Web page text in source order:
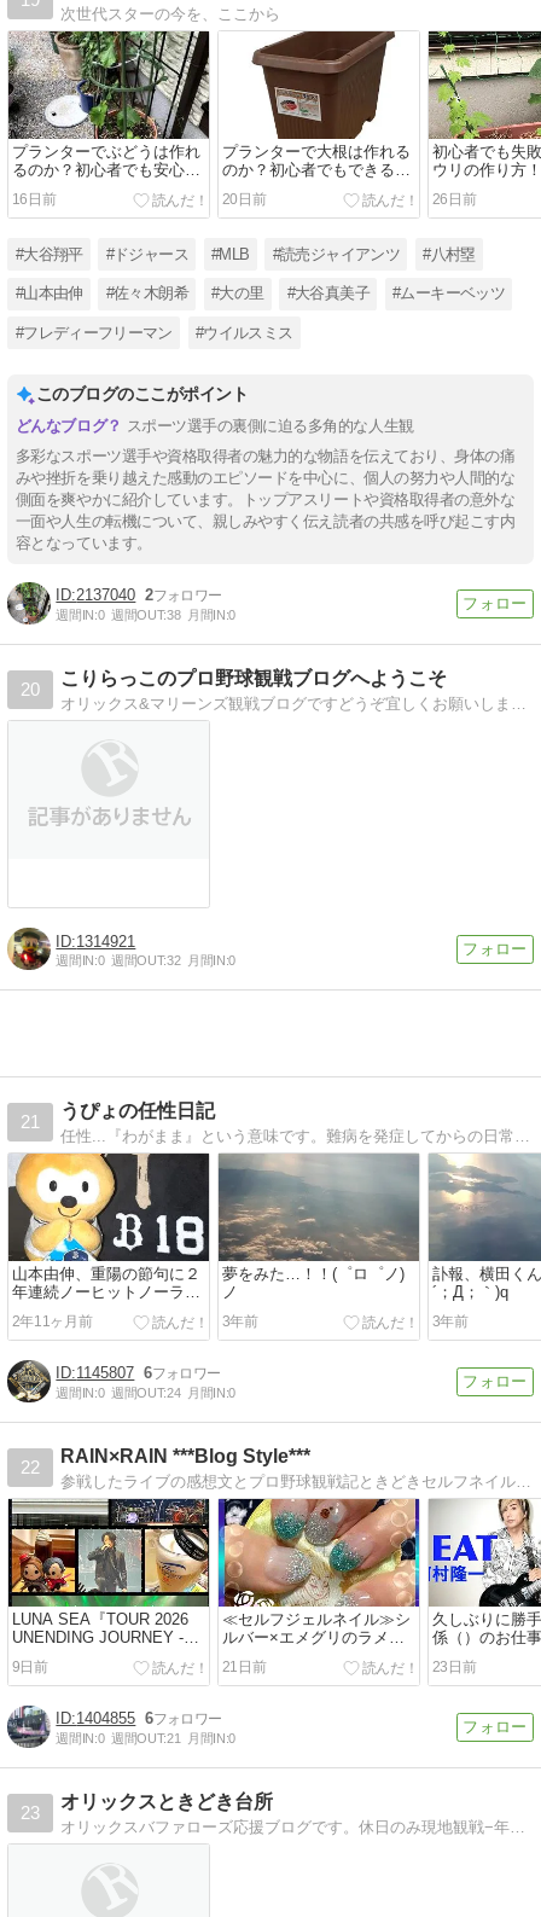
次世代スターの今を、ここから
プランターでぶどうは作れ
るのか？初心者でも安心！
収穫までを完全解説
16日前
プランターで大根は作れる
のか？初心者でもできる栽
培方法！収穫までの注意点
を完全解説
20日前
初心者でも失
ウリの作り方
選びや収穫まで
26日前
#大谷翔平 #ドジャース #MLB #読売ジャイアンツ #八村塁
#山本由伸 #佐々木朗希 #大の里 #大谷真美子 #ムーキーベッツ
#フレディーフリーマン #ウイルスミス
このブログのここがポイント
スポーツ選手の裏側に迫る多角的な人生観
多彩なスポーツ選手や資格取得者の魅力的な物語を伝えており、身体の痛
みや挫折を乗り越えた感動のエピソードを中心に、個人の努力や人間的な
側面を爽やかに紹介しています。トップアスリートや資格取得者の意外な
一面や人生の転機について、親しみやすく伝え読者の共感を呼び起こす内
容となっています。
2137040 2
週間IN:0 週間OUT:38 月間IN:0
20
こりらっこのプロ野球観戦ブログへようこそ
オリックス&マリーンズ観戦ブログですどうぞ宜しくお願いします(*^ω^*)
1314921
週間IN:0 週間OUT:32 月間IN:0
21
うぴょの任性日記
任性...『わがまま』という意味です。難病を発症してからの日常と、野球・オリックスバファローズ中心に記載してます。
山本由伸、重陽の節句に２
年連続ノーヒットノーラン
達成 ♪ヽ(´▽｀)/
2年11ヶ月前
夢をみた…！！(゜ロ゜ノ)
ノ
3年前
訃報、横田く
´；Д；｀)q
3年前
1145807 6
週間IN:0 週間OUT:24 月間IN:0
22
RAIN×RAIN ***Blog Style***
参戦したライブの感想文とプロ野球観戦記ときどきセルフネイル写真とか。LUNA SEA/SIAM SHADE/河村隆一/阪神/オリックス/セルフジェルネイル
LUNA SEA『TOUR 2026
UNENDING JOURNEY -
FOREVER-』＠オリックス
劇場（DAY-1）
9日前
≪セルフジェルネイル≫シ
ルバー×エメグリのラメグ
ラネイル
21日前
久しぶりに勝
係（）のお仕
思います！！
23日前
1404855 6
週間IN:0 週間OUT:21 月間IN:0
23
オリックスときどき台所
オリックスバファローズ応援ブログです。休日のみ現地観戦−年間20試合観戦が目標ー。他はたまに男の料理ブログと化します。